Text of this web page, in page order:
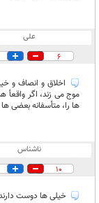
على
6
اخلاق و انصاف و
موج مى زند، اگر
ها را، متأسفانه بعضى ها
ناشناس
10
خيلى ها دوست